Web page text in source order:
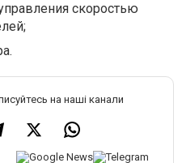
скоростью
на наші канали